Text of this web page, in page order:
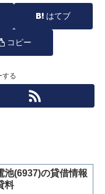
はてブ
コピー
する
池(6937)の貸借情報
料